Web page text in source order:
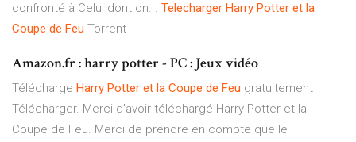
confronté à Celui dont on... Telecharger Harry Potter et la
Coupe de Feu Torrent
Amazon.fr : harry potter - PC : Jeux vidéo
Télécharge Harry Potter et la Coupe de Feu gratuitement
Télécharger. Merci d’avoir téléchargé Harry Potter et la
Coupe de Feu. Merci de prendre en compte que le